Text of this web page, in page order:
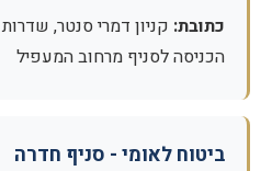
כתובת:
הכניסה לסניף מרחוב המעפיל
ביטוח לאומי - סניף חדרה